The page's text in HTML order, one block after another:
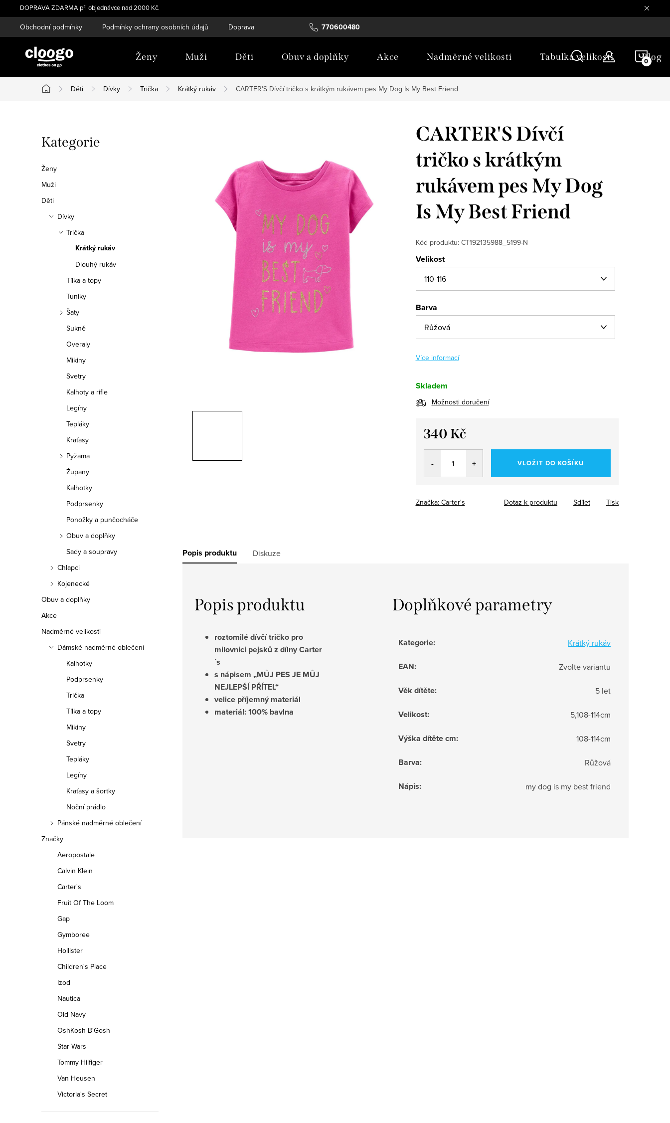
na
obsah
DOPRAVA ZDARMA při objednávce nad 2000 Kč.
770600480
Obchodní podmínky Podmínky ochrany osobních údajů Doprava Tabulka velikostí Blog
Ženy Muži Děti Obuv a doplňky Akce Nadměrné velikosti Tabulka velikostí Blog
Domů
Děti Dívky Trička Krátký rukáv CARTER'S Dívčí tričko s krátkým rukávem pes My Dog Is My Best Friend
o
s
t
r
Přeskočit
kategorie
Kategorie
Ženy
Muži
Děti
Dívky
Trička
Krátký rukáv
Dlouhý rukáv
Tílka a topy
Tuniky
Šaty
Sukně
Overaly
Mikiny
Svetry
Kalhoty a rifle
Legíny
Tepláky
Kraťasy
Pyžama
Župany
Kalhotky
Podprsenky
Ponožky a punčocháče
Obuv a doplňky
Sady a soupravy
Chlapci
Kojenecké
Obuv a doplňky
Akce
Nadměrné velikosti
Dámské nadměrné oblečení
Kalhotky
Podprsenky
Trička
Tílka a topy
Mikiny
Svetry
Tepláky
Legíny
Kraťasy a šortky
Noční prádlo
Pánské nadměrné oblečení
Značky
Aeropostale
Calvin Klein
Carter's
Fruit Of The Loom
Gap
Gymboree
Hollister
Children's Place
Izod
Nautica
Old Navy
OshKosh B'Gosh
Star Wars
Tommy Hilfiger
Van Heusen
Victoria's Secret
CARTER'S Dívčí
tričko s krátkým
rukávem pes My Dog
Is My Best Friend
Kód produktu: CT192135988_5199-N
Velikost
Barva
Více informací
Skladem
Možnosti doručení
340 Kč
Měrná
VLOŽIT DO KOŠÍKU
Značka: Carter's Tisk
Dotaz k produktu Sdílet
Popis produktu Diskuze
Popis produktu
roztomilé dívčí tričko pro
milovnici pejsků z dílny Carter
´s
s nápisem „MŮJ PES JE MŮJ
NEJLEPŠÍ PŘÍTEL“
velice příjemný materiál
materiál: 100% bavlna
Doplňkové parametry
Kategorie: Krátký rukáv
EAN: Zvolte variantu
Věk dítěte: 5 let
Velikost: 5,108-114cm
Výška dítěte cm: 108-114cm
Barva: Růžová
Nápis: my dog is my best friend